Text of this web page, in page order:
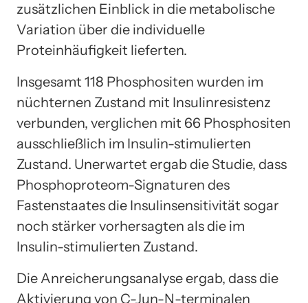
zusätzlichen Einblick in die metabolische
Variation über die individuelle
Proteinhäufigkeit lieferten.
Insgesamt 118 Phosphositen wurden im
nüchternen Zustand mit Insulinresistenz
verbunden, verglichen mit 66 Phosphositen
ausschließlich im Insulin-stimulierten
Zustand. Unerwartet ergab die Studie, dass
Phosphoproteom-Signaturen des
Fastenstaates die Insulinsensitivität sogar
noch stärker vorhersagten als die im
Insulin-stimulierten Zustand.
Die Anreicherungsanalyse ergab, dass die
Aktivierung von C-Jun-N-terminalen